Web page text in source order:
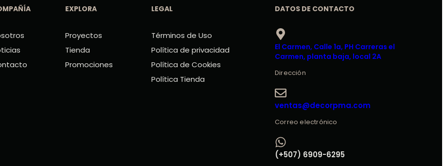
EXPLORA
Proyectos
Tienda
Promociones
LEGAL
Términos de Uso
Política de privacidad
Política de Cookies
Política Tienda
DATOS DE CONTACTO
El Carmen, Calle 1a, PH Carreras el
Carmen, planta baja, local 2A
Dirección
ventas@decorpma.com
Correo electrónico
(+507) 6909-6295